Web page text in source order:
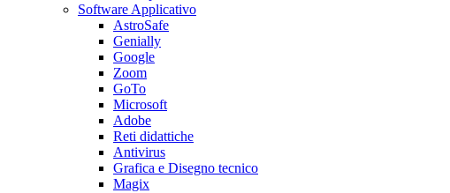
Software Applicativo
AstroSafe
Genially
Google
Zoom
GoTo
Microsoft
Adobe
Reti didattiche
Antivirus
Grafica e Disegno tecnico
Magix